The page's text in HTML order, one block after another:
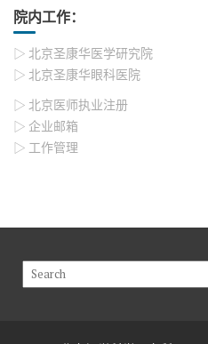
院内工作：
▷ 北京圣康华医学研究院
▷ 北京圣康华眼科医院
▷ 北京医师执业注册
▷ 企业邮箱
▷ 工作管理